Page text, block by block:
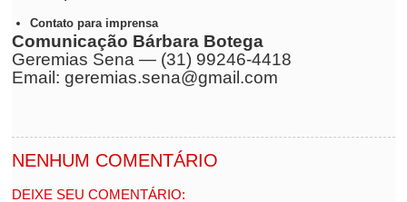
Contato para imprensa
Comunicação Bárbara Botega
Geremias Sena — (31) 99246-4418
Email: geremias.sena@gmail.com
NENHUM COMENTÁRIO
DEIXE SEU COMENTÁRIO: